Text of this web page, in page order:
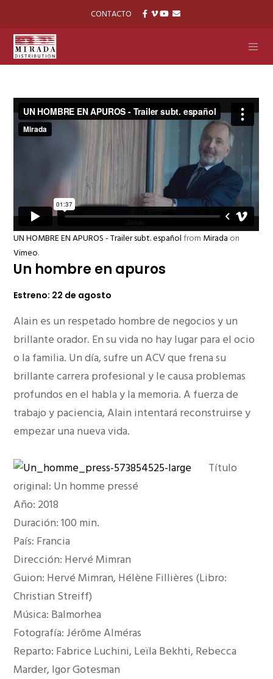
CONTACTO
UN HOMBRE EN APUROS - Trailer subt. españolfrom Mirada on
Vimeo.
Un hombre en apuros
Estreno: 22 de agosto
Alain es un respetado hombre de negocios y un
brillante orador. En su vida no hay lugar para el ocio
o la familia. Un día, sufre un ACV que frena su
brillante carrera profesional y le causa problemas
profundos en el habla y la memoria. A fuerza de
trabajo y paciencia, Alain intentará reconstruirse y
empezar una nueva vida.
Título
original: Un homme pressé
Año: 2018
Duración: 100 min.
País: Francia
Dirección: Hervé Mimran
Guion: Hervé Mimran, Hélène Fillières (Libro:
Christian Streiff)
Música: Balmorhea
Fotografía: Jérôme Alméras
Reparto: Fabrice Luchini, Leïla Bekhti, Rebecca
Marder, Igor Gotesman